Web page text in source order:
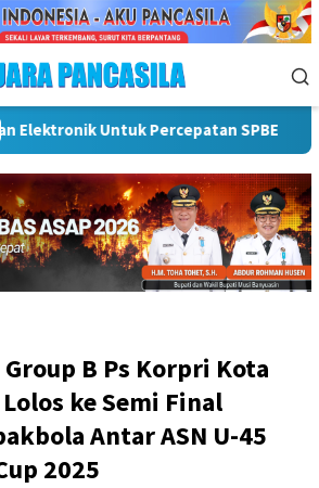
Ratu Dewa Tekankan Pentingnya AI
B Ps Korpri Kota
ke Semi Final
Antar ASN U-45
2025